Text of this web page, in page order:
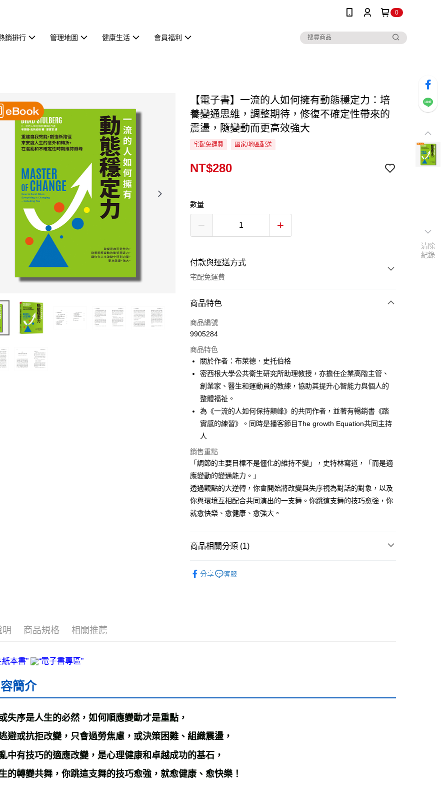
0
銷排行 管理地圖 健康生活 會員福利
【電子書】一流的人如何擁有動態穩定力：培
養變通思維，調整期待，修復不確定性帶來的
震盪，隨變動而更高效強大
宅配免運費 國家/地區配送
NT$280
數量
付款與運送方式
宅配免運費
付款方式
信用卡一次付款
Apple Pay
街口支付
悠遊付
ATM付款
宅配
每筆NT$70，滿NT$799(含以上)免運費
數位商品免運
免運費
免運費
每筆NT$200，滿NT$99,999(含以上)免運費
商品特色
商品編號
9905284
商品特色
關於作者：布萊德．史托伯格
密西根大學公共衛生研究所助理教授，亦擔任企業高階主管、
創業家、醫生和運動員的教練，協助其提升心智能力與個人的
整體福祉。
為《一流的人如何保持顛峰》的共同作者，並著有暢銷書《踏
實感的練習》。同時是播客節目The growth Equation共同主持
人
銷售重點
「調節的主要目標不是僵化的維持不變」，史特林寫道，「而是適
應變動的變通能力。」
透過觀點的大逆轉，你會開始將改變與失序視為對話的對象，以及
你與環境互相配合共同演出的一支舞。你跳這支舞的技巧愈強，你
就愈快樂、愈健康、愈強大。
商品相關分類 (1)
分享
客服
明 商品規格 相關推薦
簡介
失序是人生的必然，如何順應變動才是重點，
避或抗拒改變，只會過勞焦慮，或決策困難、組織震盪，
中有技巧的適應改變，是心理健康和卓越成功的基石，
的轉變共舞，你跳這支舞的技巧愈強，就愈健康、愈快樂！
清除
紀錄